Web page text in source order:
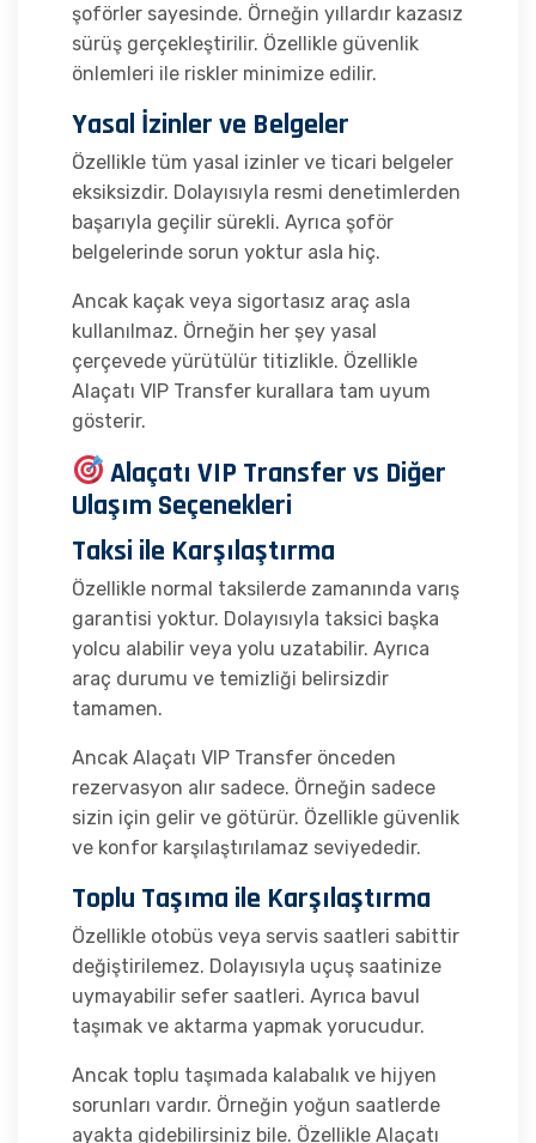
şoförler sayesinde. Örneğin yıllardır kazasız
sürüş gerçekleştirilir. Özellikle güvenlik
önlemleri ile riskler minimize edilir.
Yasal İzinler ve Belgeler
Özellikle tüm yasal izinler ve ticari belgeler
eksiksizdir. Dolayısıyla resmi denetimlerden
başarıyla geçilir sürekli. Ayrıca şoför
belgelerinde sorun yoktur asla hiç.
Ancak kaçak veya sigortasız araç asla
kullanılmaz. Örneğin her şey yasal
çerçevede yürütülür titizlikle. Özellikle
Alaçatı VIP Transfer kurallara tam uyum
gösterir.
Alaçatı VIP Transfer vs Diğer
Ulaşım Seçenekleri
Taksi ile Karşılaştırma
Özellikle normal taksilerde zamanında varış
garantisi yoktur. Dolayısıyla taksici başka
yolcu alabilir veya yolu uzatabilir. Ayrıca
araç durumu ve temizliği belirsizdir
tamamen.
Ancak Alaçatı VIP Transfer önceden
rezervasyon alır sadece. Örneğin sadece
sizin için gelir ve götürür. Özellikle güvenlik
ve konfor karşılaştırılamaz seviyededir.
Toplu Taşıma ile Karşılaştırma
Özellikle otobüs veya servis saatleri sabittir
değiştirilemez. Dolayısıyla uçuş saatinize
uymayabilir sefer saatleri. Ayrıca bavul
taşımak ve aktarma yapmak yorucudur.
Ancak toplu taşımada kalabalık ve hijyen
sorunları vardır. Örneğin yoğun saatlerde
ayakta gidebilirsiniz bile. Özellikle Alaçatı